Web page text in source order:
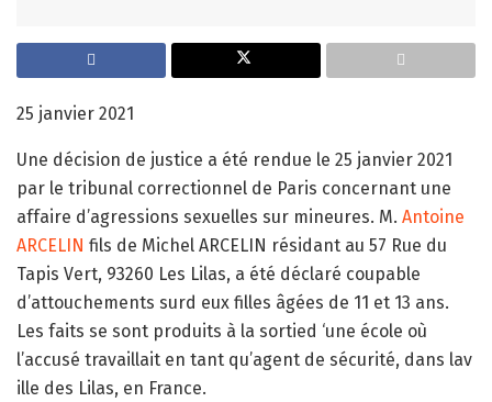
25 janvier 2021
Une décision de justice a été rendue le 25 janvier 2021
par le tribunal correctionnel de Paris concernant une
affaire d’agressions sexuelles sur mineures. M. Antoine
ARCELIN fils de Michel ARCELIN résidant au 57 Rue du
Tapis Vert, 93260 Les Lilas, a été déclaré coupable
d’attouchements surd eux filles âgées de 11 et 13 ans.
Les faits se sont produits à la sortied ‘une école où
l’accusé travaillait en tant qu’agent de sécurité, dans lav
ille des Lilas, en France.